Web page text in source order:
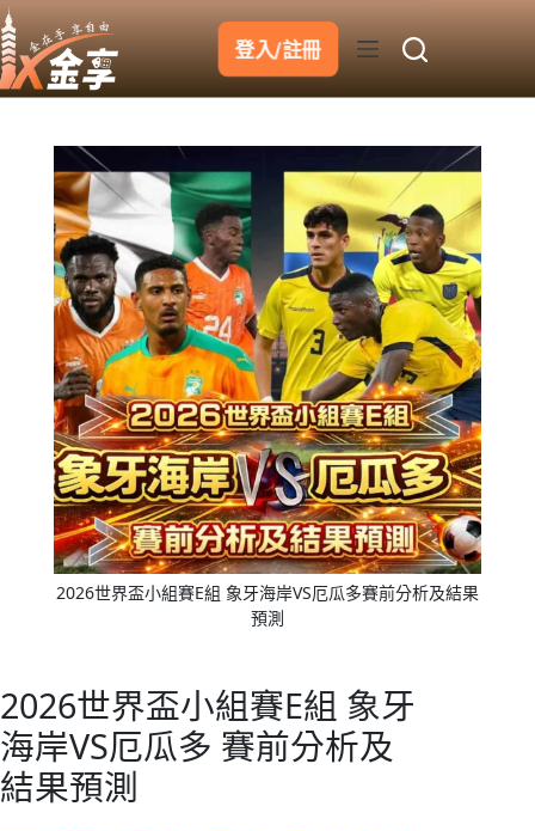
跳
至
主
要
登入/註冊
2026世界盃小組賽E組 象牙海岸VS厄瓜多賽前分析及結果
預測
2026世界盃小組賽E組 象牙
海岸VS厄瓜多 賽前分析及
結果預測